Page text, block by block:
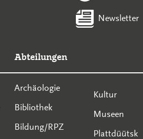
Newsletter
Abteilungen
Archäologie
Bibliothek
Bildung/RPZ
Kultur
Museen
Plattdüütsk